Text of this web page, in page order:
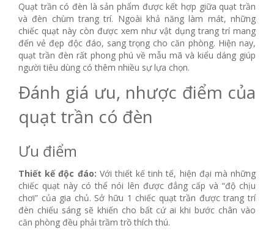
Quạt trần có đèn là sản phẩm được kết hợp giữa quạt trần
và đèn chùm trang trí. Ngoài khả năng làm mát, những
chiếc quạt này còn được xem như vật dụng trang trí mang
đến vẻ đẹp độc đáo, sang trọng cho căn phòng. Hiện nay,
quạt trần đèn rất phong phú về mẫu mã và kiểu dáng giúp
người tiêu dùng có thêm nhiều sự lựa chọn.
Đánh giá ưu, nhược điểm của
quạt trần có đèn
Ưu điểm
Thiết kế độc đáo: Với thiết kế tinh tế, hiện đại mà những
chiếc quạt này có thể nói lên được đẳng cấp và “độ chịu
chơi” của gia chủ. Sở hữu 1 chiếc quạt trần được trang trí
đèn chiếu sáng sẽ khiến cho bất cứ ai khi bước chân vào
căn phòng đều phải trầm trồ thích thú.